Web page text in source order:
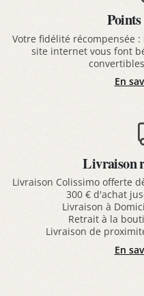
Votre fidélité récompensée
site internet vous font
En
Livraison
Livraison Colissimo offerte
300 € d'achat
Livraison à
Retrait à la
Livraison de
En